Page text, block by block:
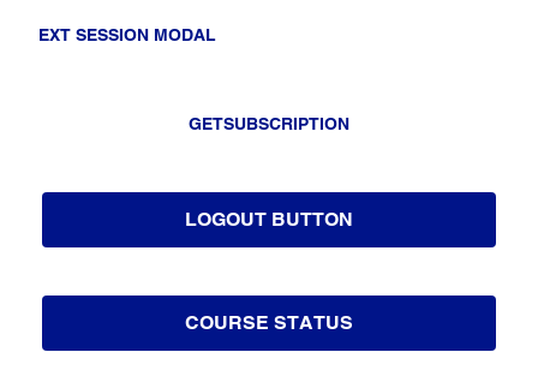
EXT SESSION MODAL
GETSUBSCRIPTION
LOGOUT BUTTON
COURSE STATUS